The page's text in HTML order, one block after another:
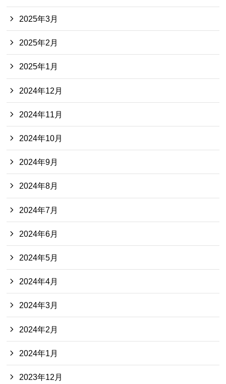
2025年3月
2025年2月
2025年1月
2024年12月
2024年11月
2024年10月
2024年9月
2024年8月
2024年7月
2024年6月
2024年5月
2024年4月
2024年3月
2024年2月
2024年1月
2023年12月